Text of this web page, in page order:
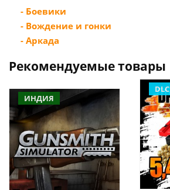
- Боевики
- Вождение и гонки
- Аркада
Рекомендуемые товары
ИНДИЯ
DLC